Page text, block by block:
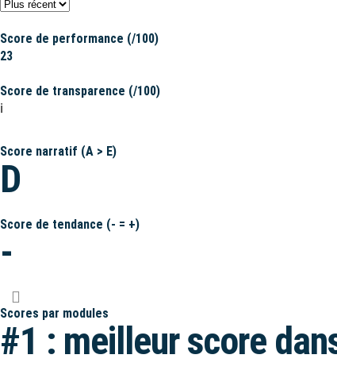
Score de performance (/100)
23
Score de transparence (/100)
ℹ️
Score narratif (A > E)
D
Score de tendance (- = +)
-
Scores par modules
#1 : meilleur score